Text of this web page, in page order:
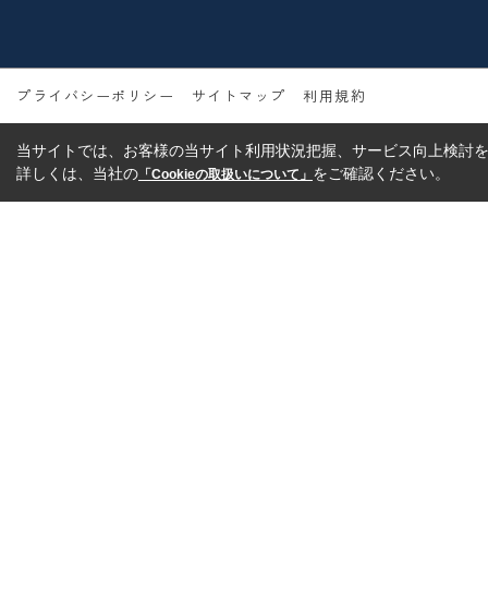
プライバシーポリシー サイトマップ 利用規約
当サイトでは、お客様の当サイト利用状況把握、サービス向上検討
詳しくは、当社の 「Cookieの取扱いについて」 をご確認ください。